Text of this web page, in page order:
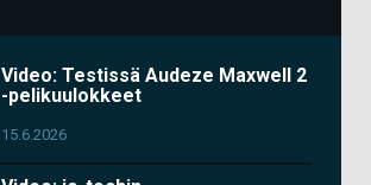
Video: Testissä Audeze Maxwell 2
-pelikuulokkeet
15.6.2026